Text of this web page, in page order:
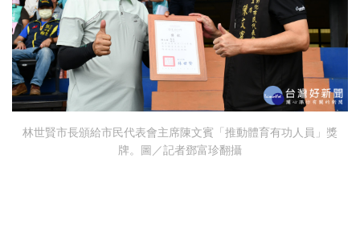
林世賢市長頒給市民代表會主席陳文賓「推動體育有功人員」獎
牌。圖／記者鄧富珍翻攝